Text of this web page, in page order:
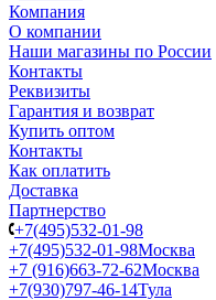
Компания
О компании
Наши магазины по России
Контакты
Реквизиты
Гарантия и возврат
Купить оптом
Контакты
Как оплатить
Доставка
Партнерство
+7(495)532-01-98
+7(495)532-01-98Москва
+7 (916)663-72-62Москва
+7(930)797-46-14Тула